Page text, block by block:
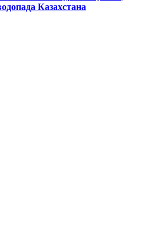
Казахстана